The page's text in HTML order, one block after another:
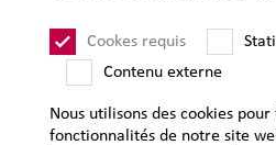
Mentions
Protection des
Plan du
Cookes requis
Contenu externe
Nous utilisons des cookies
fonctionnalités de notre site